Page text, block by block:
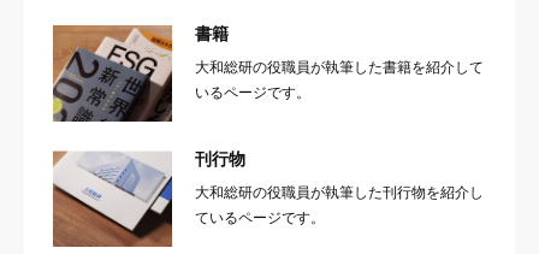
書籍
大和総研の役職員が執筆した書籍を紹介して
いるページです。
刊行物
大和総研の役職員が執筆した刊行物を紹介し
ているページです。